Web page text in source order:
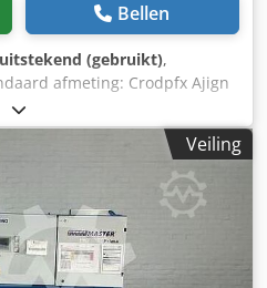
Bellen
uitstekend (gebruikt),
afmeting: Crodpfx Ajign
650 en 1800 mm per
tot 90° L/R - aanpassing door
tot 2200 mm Besturing
kW Snelheid schuurband tot
Veiling